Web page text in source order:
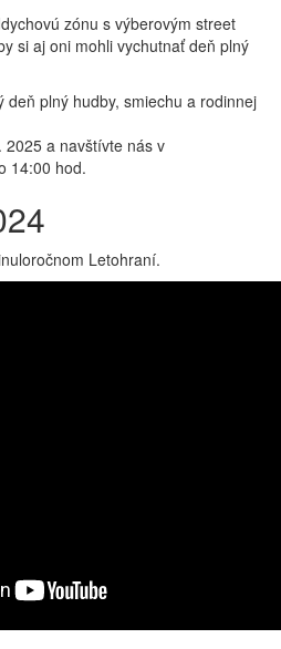
zónu s výberovým street
si aj oni mohli vychutnať deň plný
deň plný hudby, smiechu a rodinnej
a navštívte nás v
14:00 hod.
Letohraní.